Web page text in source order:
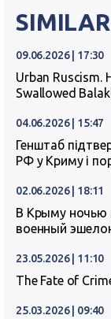
09.06.2026 | 17:30
Urban Ruscism.
Swallowed
04.06.2026 | 15:47
Генштаб
РФ у Криму і
02.06.2026 | 18:11
В Крыму ночью
военный
23.05.2026 | 11:10
The Fate of
25.03.2026 | 09:40